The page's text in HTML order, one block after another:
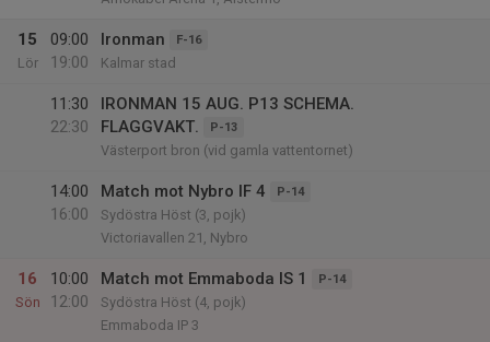
15
Lör
09:00
19:00
Ironman F-16
Kalmar stad
11:30
22:30
IRONMAN 15 AUG. P13 SCHEMA.
FLAGGVAKT.
P-13
Västerport bron (vid gamla vattentornet)
14:00
16:00
Match mot Nybro IF 4 P-14
Sydöstra Höst (3, pojk)
Victoriavallen 21, Nybro
16
Sön
10:00
12:00
Match mot Emmaboda IS 1 P-14
Sydöstra Höst (4, pojk)
Emmaboda IP 3